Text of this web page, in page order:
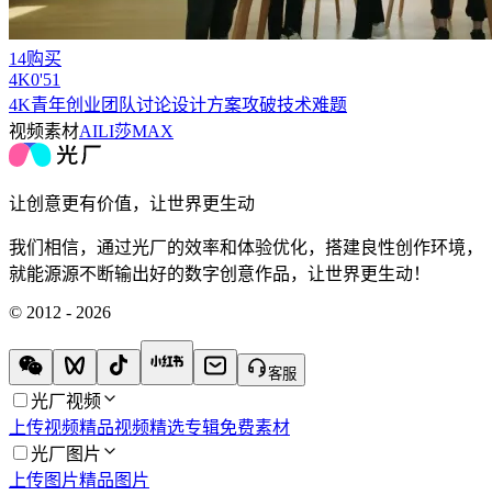
14购买
4K0'51
4K青年创业团队讨论设计方案攻破技术难题
视频素材AILI莎MAX
让创意更有价值，让世界更生动
我们相信，通过光厂的效率和体验优化，搭建良性创作环境，
就能源源不断输出好的数字创意作品，让世界更生动！
© 2012 - 2026
客服
光厂视频
上传视频精品视频精选专辑免费素材
光厂图片
上传图片精品图片